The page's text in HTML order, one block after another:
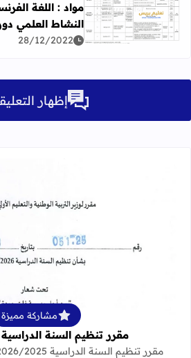
اقرأ المزيد عن إطار مرجعي
مواد : اللغة
النشاط العلمي دورة
28/12/2022
إظهار
قراءة
مشاركة مميزة
مقرر تنظيم السنة الدراسية 2026/2025